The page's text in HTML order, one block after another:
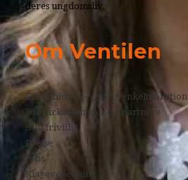
deres ungdomsliv.
Om Ventilen
Giv et bidrag – fast og enkeltdonation
For virksomheder og partnere
Bliv frivillig
Presse
Jobs
Klagevejledning